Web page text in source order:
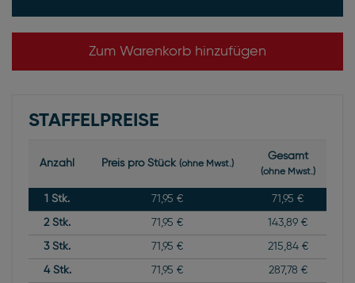
Zum Warenkorb hinzufügen
STAFFELPREISE
Anzahl Preis pro Stück (ohne Mwst.)
Gesamt
(ohne Mwst.)
1 Stk. 71,95 € 71,95 €
2 Stk. 71,95 € 143,89 €
3Stk. 71,95 € 215,84 €
4Stk. 71,95 € 287,78 €